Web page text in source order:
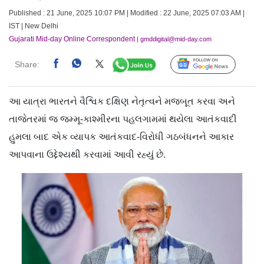
Published : 21 June, 2025 10:07 PM | Modified : 22 June, 2025 07:03 AM |
IST | New Delhi
Gujarati Mid-day Online Correspondent| gmddigital@mid-day.com
Share: Follow Us
આ યાત્રા ભારતને વૈશ્વિક દક્ષિણ નેતૃત્વને મજબૂત કરવા અને
તાજેતરમાં જ જમ્મૂ-કાશ્મીરના પહલગામમાં થયેલા આતંકવાદી
હુમલા બાદ એક વ્યાપક આતંકવાદ-વિરોધી ગઠબંધનને આકાર
આપવાના ઉદ્દેશ્યથી કરવામાં આવી રહ્યું છે.